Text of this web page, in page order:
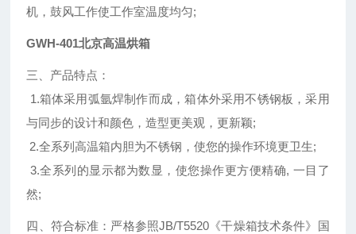
机，鼓风工作使工作室温度均匀;
GWH-401北京高温烘箱
三、产品特点：
1.箱体采用弧氩焊制作而成，箱体外采用不锈钢板，采用
与同步的设计和颜色，造型更美观，更新颖;
2.全系列高温箱内胆为不锈钢，使您的操作环境更卫生;
3.全系列的显示都为数显，使您操作更方便精确, 一目了
然;
四、符合标准：严格参照JB/T5520《干燥箱技术条件》国